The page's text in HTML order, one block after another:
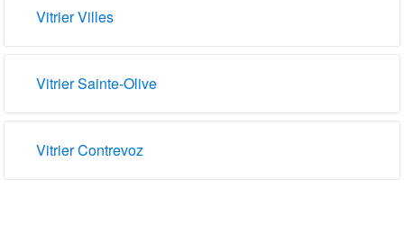
Vitrier Villes
Vitrier Sainte-Olive
Vitrier Contrevoz